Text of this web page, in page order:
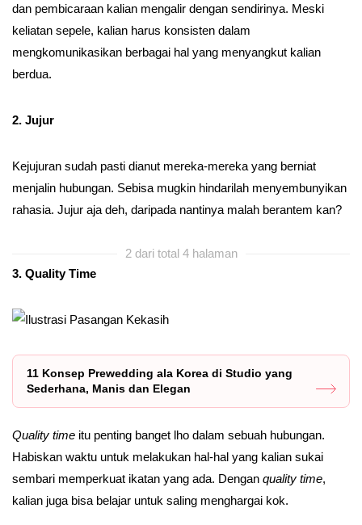
dan pembicaraan kalian mengalir dengan sendirinya. Meski
keliatan sepele, kalian harus konsisten dalam
mengkomunikasikan berbagai hal yang menyangkut kalian
berdua.
2. Jujur
Kejujuran sudah pasti dianut mereka-mereka yang berniat
menjalin hubungan. Sebisa mugkin hindarilah menyembunyikan
rahasia. Jujur aja deh, daripada nantinya malah berantem kan?
2 dari total 4 halaman
3. Quality Time
11 Konsep Prewedding ala Korea di Studio yang
Sederhana, Manis dan Elegan
Quality time itu penting banget lho dalam sebuah hubungan.
Habiskan waktu untuk melakukan hal-hal yang kalian sukai
sembari memperkuat ikatan yang ada. Dengan quality time,
kalian juga bisa belajar untuk saling menghargai kok.